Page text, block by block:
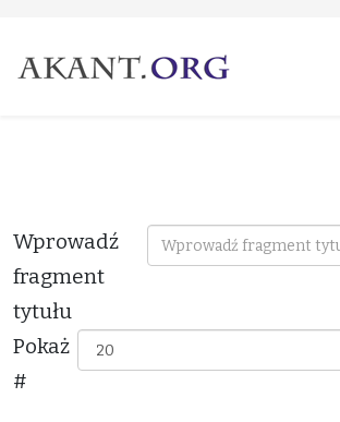
Wprowadź
fragment
tytułu
Pokaż
#